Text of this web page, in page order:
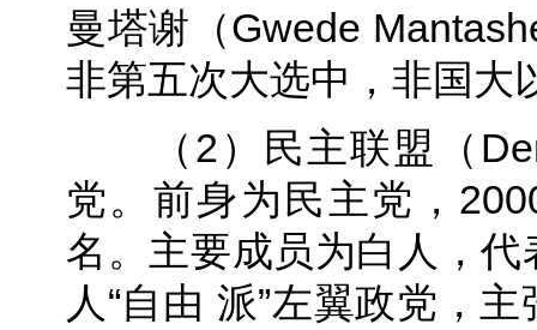
曼塔谢（Gwede
非第五次大选中，非国大
（2）民主联盟（
党。前身为民主党，
名。主要成员为白人，
人“自由 派”左翼政党，